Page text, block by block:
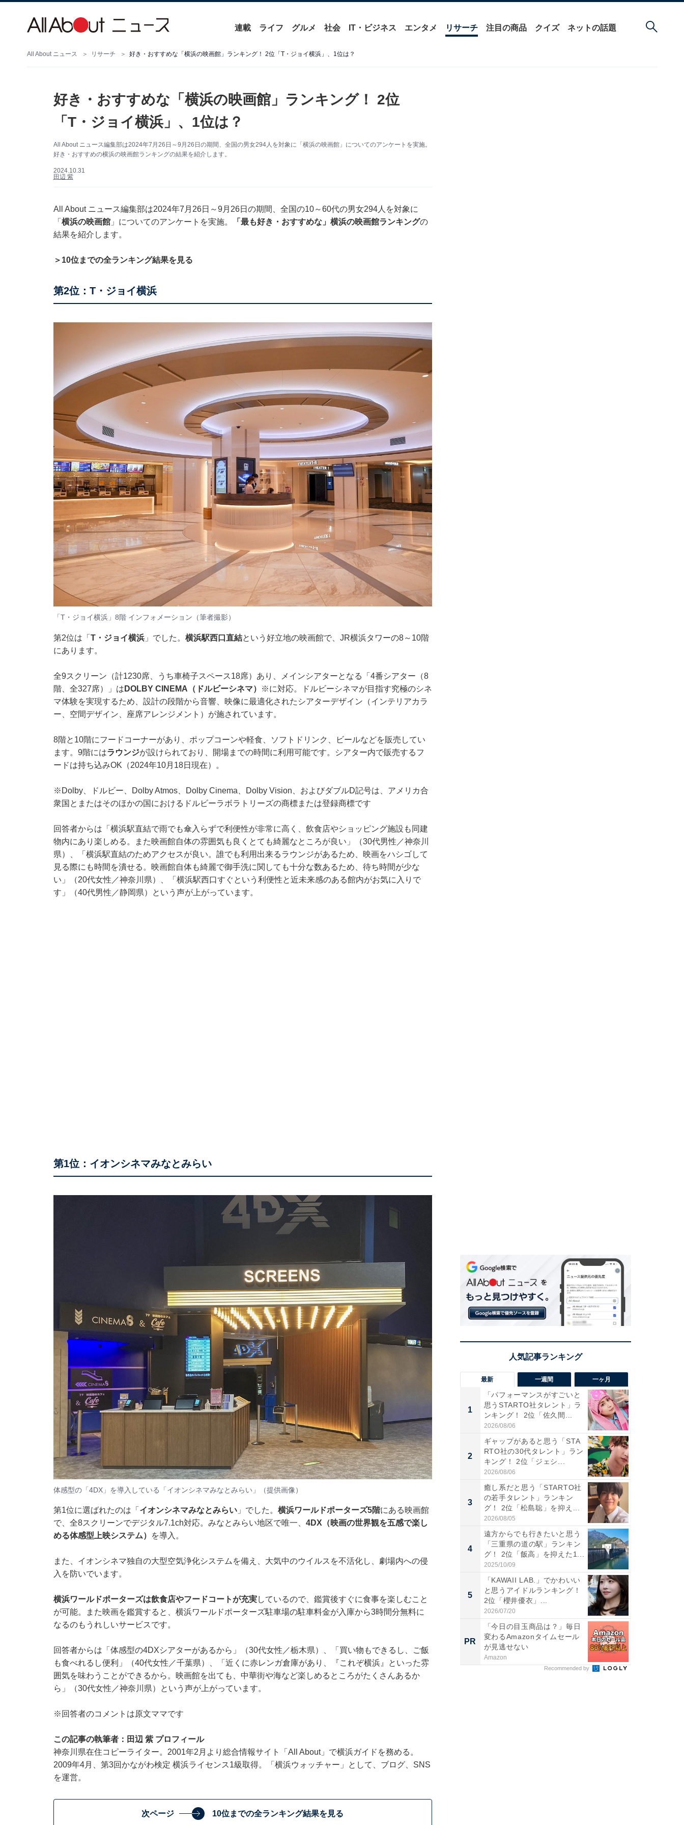
連載 ライフ グルメ 社会 IT・ビジネス エンタメ リサーチ 注目の商品 クイズ ネットの話題
All About ニュース リサーチ 好き・おすすめな「横浜の映画館」ランキング！ 2位「T・ジョイ横浜」、1位は？
好き・おすすめな「横浜の映画館」ランキング！ 2位
「T・ジョイ横浜」、1位は？
All About ニュース編集部は2024年7月26日～9月26日の期間、全国の男女294人を対象に「横浜の映画館」についてのアンケートを実施。
好き・おすすめの横浜の映画館ランキングの結果を紹介します。
2024.10.31
田辺 紫
All About ニュース編集部は2024年7月26日～9月26日の期間、全国の10～60代の男女294人を対象に
「 横浜の映画館」についてのアンケートを実施。 「最も好き・おすすめな」横浜の映画館ランキングの
結果を紹介します。
＞10位までの全ランキング結果を見る
第2位：T・ジョイ横浜
「T・ジョイ横浜」8階 インフォメーション（筆者撮影）
第2位は「 T・ジョイ横浜」でした。 横浜駅西口直結という好立地の映画館で、JR横浜タワーの8～10階
にあります。
全9スクリーン（計1230席、うち車椅子スペース18席）あり、メインシアターとなる「4番シアター（8
階、全327席）」は DOLBY CINEMA（ドルビーシネマ）
※に対応。ドルビーシネマが目指す究極のシネ
マ体験を実現するため、設計の段階から音響、映像に最適化されたシアターデザイン（インテリアカラ
ー、空間デザイン、座席アレンジメント）が施されています。
8階と10階にフードコーナーがあり、ポップコーンや軽食、ソフトドリンク、ビールなどを販売してい
ます。9階にはラウンジが設けられており、開場までの時間に利用可能です。シアター内で販売するフ
ードは持ち込みOK（2024年10月18日現在）。
※Dolby、ドルビー、Dolby Atmos、Dolby Cinema、Dolby Vision、およびダブルD記号は、アメリカ合
衆国とまたはそのほかの国におけるドルビーラボラトリーズの商標または登録商標です
回答者からは「横浜駅直結で雨でも傘入らずで利便性が非常に高く、飲食店やショッピング施設も同建
物内にあり楽しめる。また映画館自体の雰囲気も良くとても綺麗なところが良い」（30代男性／神奈川
県）、「横浜駅直結のためアクセスが良い。誰でも利用出来るラウンジがあるため、映画をハシゴして
見る際にも時間を潰せる。映画館自体も綺麗で御手洗に関しても十分な数あるため、待ち時間が少な
い」（20代女性／神奈川県）、「横浜駅西口すぐという利便性と近未来感のある館内がお気に入りで
す」（40代男性／静岡県）という声が上がっています。
第1位：イオンシネマみなとみらい
体感型の「4DX」を導入している「イオンシネマみなとみらい」（提供画像）
第1位に選ばれたのは「 イオンシネマみなとみらい」でした。 横浜ワールドポーターズ5階にある映画館
で、全8スクリーンでデジタル7.1ch対応。みなとみらい地区で唯一、 4DX（映画の世界観を五感で楽し
める体感型上映システム）
を導入。
また、イオンシネマ独自の大型空気浄化システムを備え、大気中のウイルスを不活化し、劇場内への侵
入を防いでいます。
横浜ワールドポーターズは飲食店やフードコートが充実しているので、鑑賞後すぐに食事を楽しむこと
が可能。また映画を鑑賞すると、横浜ワールドポーターズ駐車場の駐車料金が入庫から3時間分無料に
なるのもうれしいサービスです。
回答者からは「体感型の4DXシアターがあるから」（30代女性／栃木県）、「買い物もできるし、ご飯
も食べれるし便利」（40代女性／千葉県）、「近くに赤レンガ倉庫があり、『これぞ横浜』といった雰
囲気を味わうことができるから。映画館を出ても、中華街や海など楽しめるところがたくさんあるか
ら」（30代女性／神奈川県）という声が上がっています。
※回答者のコメントは原文ママです
この記事の執筆者：田辺 紫 プロフィール
神奈川県在住コピーライター。2001年2月より総合情報サイト「All About」で横浜ガイドを務める。
2009年4月、第3回かながわ検定 横浜ライセンス1級取得。「横浜ウォッチャー」として、ブログ、SNS
を運営。
次ページ 10位までの全ランキング結果を見る
最新 一週間 一ヶ月
1
「パフォーマンスがすごいと
思うSTARTO社タレント」ラ
ンキング！ 2位「佐久間...
2026/08/06
2
ギャップがあると思う「STA
RTO社の30代タレント」ラン
キング！ 2位「ジェシ...
2026/08/06
3
癒し系だと思う「STARTO社
の若手タレント」ランキン
グ！ 2位「松島聡」を抑え...
2026/08/05
4
遠方からでも行きたいと思う
「三重県の道の駅」ランキン
グ！ 2位「飯高」を抑えた1...
2025/10/09
5
「KAWAII LAB.」でかわいい
と思うアイドルランキング！
2位「櫻井優衣」...
2026/07/20
PR
「今日の目玉商品は？」毎日
変わるAmazonタイムセール
が見逃せない
Amazon
Recommended by